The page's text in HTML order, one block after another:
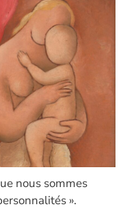
nous sommes
».